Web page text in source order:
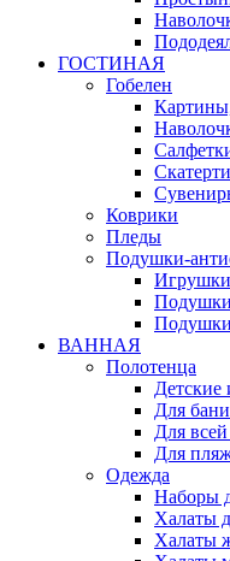
ГОСТИНАЯ
Гобелен
Скатерти
Коврики
Пледы
Подушки-
Игрушки
Подушки
ВАННАЯ
Полотенца
Детские
Для
Для
Для
Одежда
Наборы
Халаты
Халаты